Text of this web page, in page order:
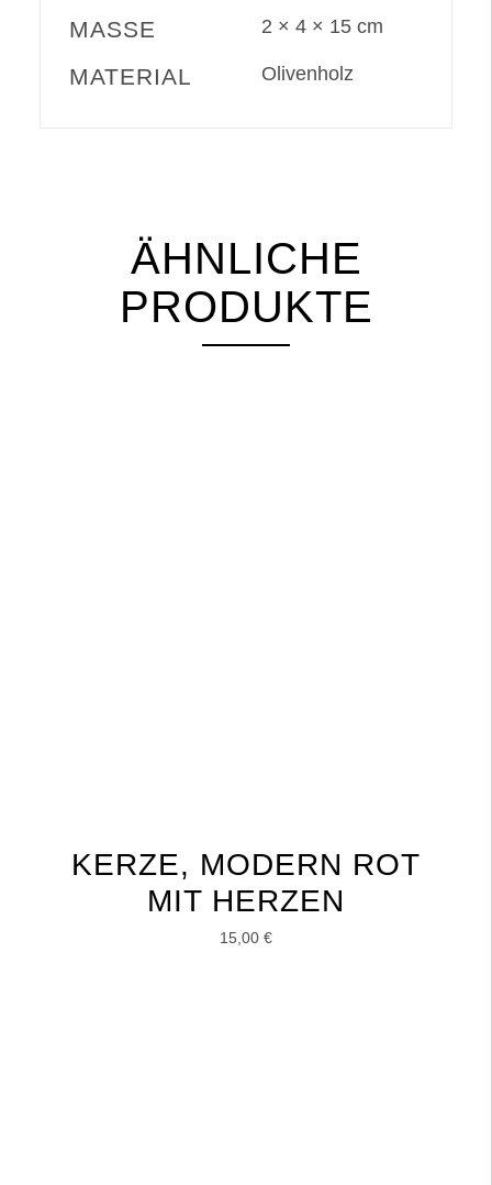
MASSE 2 × 4 × 15 cm
MATERIAL Olivenholz
ÄHNLICHE
PRODUKTE
KERZE, MODERN ROT
MIT HERZEN
15,00 €